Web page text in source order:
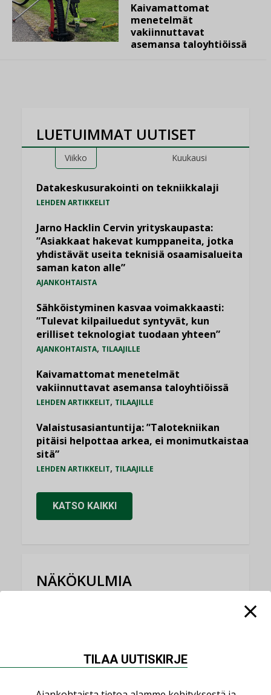
Kaivamattomat
menetelmät
vakiinnuttavat
asemansa taloyhtiöissä
LUETUIMMAT UUTISET
Viikko Kuukausi
Datakeskusurakointi on tekniikkalaji
LEHDEN ARTIKKELIT
Jarno Hacklin Cervin yrityskaupasta:
”Asiakkaat hakevat kumppaneita, jotka
yhdistävät useita teknisiä osaamisalueita
saman katon alle”
AJANKOHTAISTA
Sähköistyminen kasvaa voimakkaasti:
”Tulevat kilpailuedut syntyvät, kun
erilliset teknologiat tuodaan yhteen”
AJANKOHTAISTA, TILAAJILLE
Kaivamattomat menetelmät
vakiinnuttavat asemansa taloyhtiöissä
LEHDEN ARTIKKELIT, TILAAJILLE
Valaistusasiantuntija: ”Talotekniikan
pitäisi helpottaa arkea, ei monimutkaistaa
sitä”
LEHDEN ARTIKKELIT, TILAAJILLE
KATSO KAIKKI
NÄKÖKULMIA
Sähköistäminen säästää euroja
TILAA UUTISKIRJE